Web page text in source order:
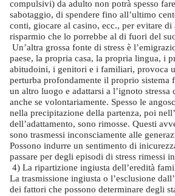
compulsivi) da adulto non potrà spesso
sabotaggio, di spendere fino all’ultimo
conti, giocare al casino, ecc., per evitare di
risparmio che lo porrebbe al di fuori del
Un’altra grossa fonte di stress è
paese, la propria casa, la propria lingua, i
abitudoini, i genitori e i familiari, provoca
perturba profondamente il proprio sistema
un altro luogo e adattarsi a l’ignoto stressa
anche se volontariamente. Spesso le
nella precipitazione della partenza, poi
dell’adattamento, sono rimosse. Questi
sono trasmessi inconsciamente alle
Possono indurre un sentimento di
passare per degli episodi di stress rimessi
4) La ripartizione ingiusta dell’eredità
La trasmissione ingiusta o l’esclusione
dei fattori che possono determinare degli